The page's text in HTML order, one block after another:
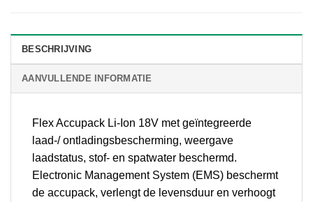
BESCHRIJVING
AANVULLENDE INFORMATIE
Flex Accupack Li-Ion 18V met geïntegreerde
laad-/ ontladingsbescherming, weergave
laadstatus, stof- en spatwater beschermd.
Electronic Management System (EMS) beschermt
de accupack, verlengt de levensduur en verhoogt